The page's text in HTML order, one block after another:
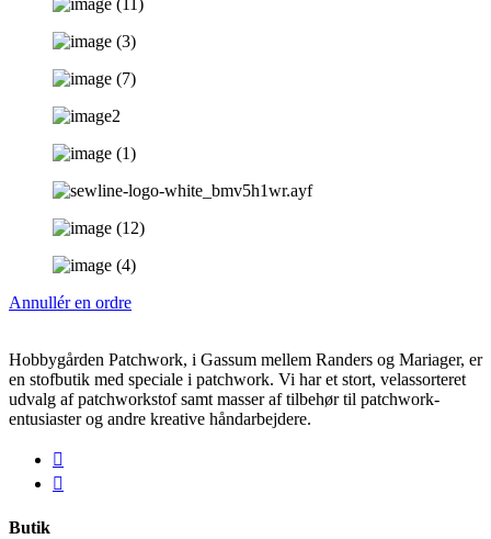
Annullér en ordre
Hobbygården Patchwork, i Gassum mellem Randers og Mariager, er
en stofbutik med speciale i patchwork. Vi har et stort, velassorteret
udvalg af patchworkstof samt masser af tilbehør til patchwork-
entusiaster og andre kreative håndarbejdere.
Butik